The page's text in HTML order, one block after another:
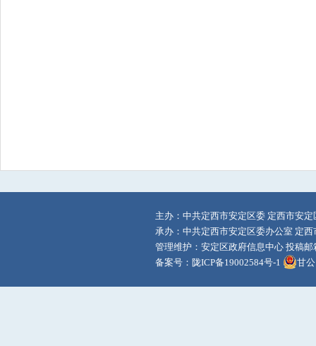
主办：中共定西市安定区委 定西市安定
承办：中共定西市安定区委办公室 定
管理维护：安定区政府信息中心 投稿邮
备案号： 陇ICP备19002584号-1 甘